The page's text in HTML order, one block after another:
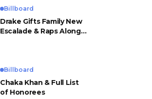
Billboard
Drake Gifts Family New
Escalade & Raps Along
Billboard
Chaka Khan & Full List
of Honorees